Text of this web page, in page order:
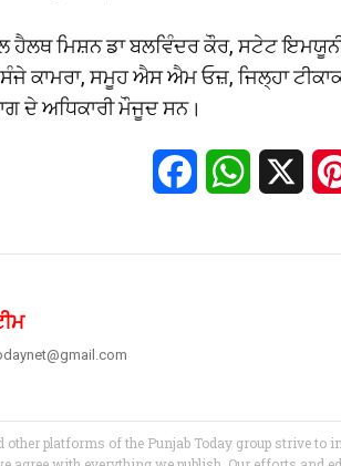
ਮਿਸ਼ਨ ਡਾ ਬਲਵਿੰਦਰ ਕੌਰ, ਸਟੇਟ
ਕਾਮਰਾ, ਸਮੂਹ ਐਸ ਐਮ ਓਜ਼, ਜਿਲ੍ਹਾ
ਦੇ ਅਧਿਕਾਰੀ ਮੌਜੂਦ ਸਨ।
Facebook
other platforms of the Punjab Today group strive